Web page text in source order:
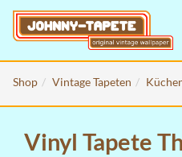
Shop Vintage Tapeten
Vinyl Tapete